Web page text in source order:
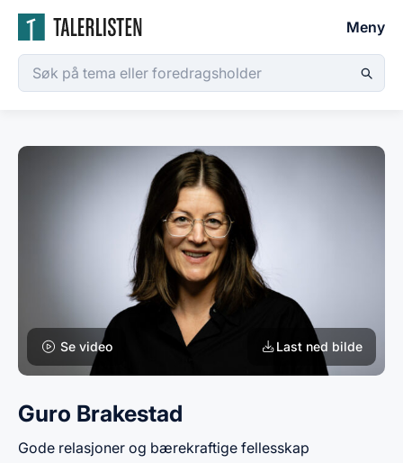
Meny
Last ned bilde
Se video
Guro Brakestad
Gode relasjoner og bærekraftige fellesskap